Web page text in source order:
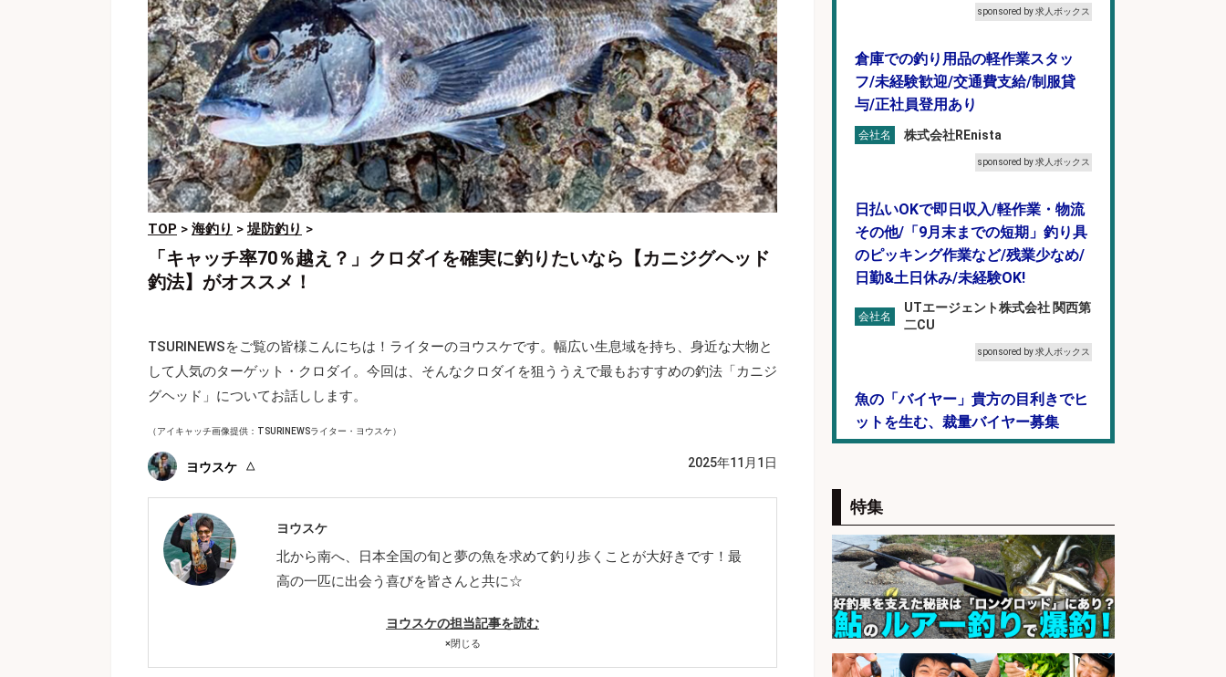
TOP > 海釣り >堤防釣り >
「キャッチ率70％越え？」クロダイを確実に釣りたいなら【カニジグヘッド
釣法】がオススメ！
TSURINEWSをご覧の皆様こんにちは！ライターのヨウスケです。幅広い生息域を持ち、身近な大物と
して人気のターゲット・クロダイ。今回は、そんなクロダイを狙ううえで最もおすすめの釣法「カニジ
グヘッド」についてお話しします。
（アイキャッチ画像提供：TSURINEWSライター・ヨウスケ）
ヨウスケ 2025年11月1日
ヨウスケ
北から南へ、日本全国の旬と夢の魚を求めて釣り歩くことが大好きです！最
高の一匹に出会う喜びを皆さんと共に☆
ヨウスケの担当記事を読む
×閉じる
sponsored by 求人ボックス
倉庫での釣り用品の軽作業スタッ
フ/未経験歓迎/交通費支給/制服貸
与/正社員登用あり
会社名 株式会社REnista
sponsored by 求人ボックス
日払いOKで即日収入/軽作業・物流
その他/「9月末までの短期」釣り具
のピッキング作業など/残業少なめ/
日勤&土日休み/未経験OK!
会社名
UTエージェント株式会社 関西第
二CU
sponsored by 求人ボックス
魚の「バイヤー」貴方の目利きでヒ
ットを生む、裁量バイヤー募集
和食, 日本料理・懐石料理/店長・店
長候補/本物を知る大人の隠れ家!魚
の価値を上げ、地域を元気に!店長候
補募集
会社名 酒場あらかぶ 酒場あらかぶ
sponsored by 求人ボックス
特集